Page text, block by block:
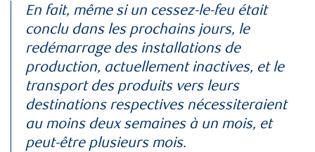
En fait, même si un cessez-le-feu était
conclu dans les prochains jours, le
redémarrage des installations de
production, actuellement inactives, et le
transport des produits vers leurs
destinations respectives nécessiteraient
au moins deux semaines à un mois, et
peut-être plusieurs mois.